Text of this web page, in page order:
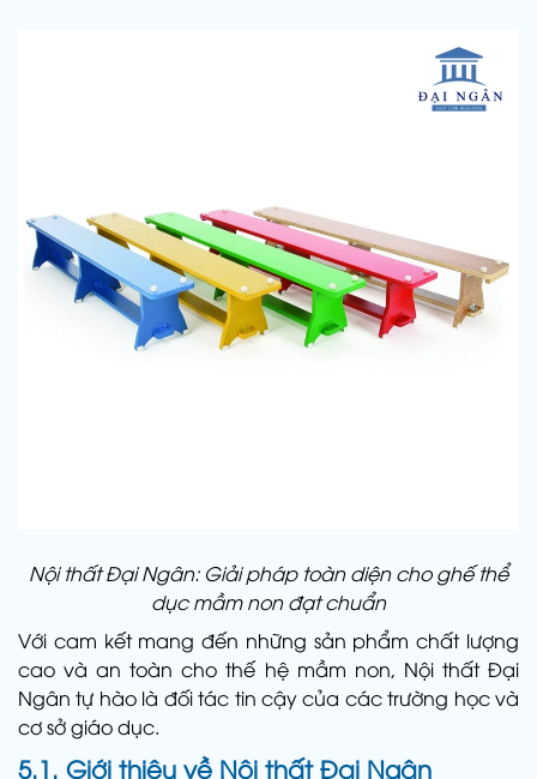
Nội thất Đại Ngân: Giải pháp toàn diện cho ghế thể
dục mầm non đạt chuẩn
Với cam kết mang đến những sản phẩm chất lượng
cao và an toàn cho thế hệ mầm non, Nội thất Đại
Ngân tự hào là đối tác tin cậy của các trường học và
cơ sở giáo dục.
5.1. Giới thiệu về Nội thất Đại Ngân